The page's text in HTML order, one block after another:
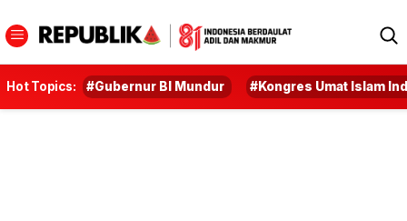
Hot Topics: #Gubernur BI Mundur #Kongres Umat Islam